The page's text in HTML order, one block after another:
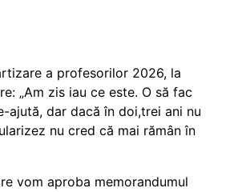
a profesorilor 2026, la
„Am zis iau ce este. O să fac
ajută, dar dacă în doi,trei ani nu
nu cred că mai rămân în
vom aproba memorandumul